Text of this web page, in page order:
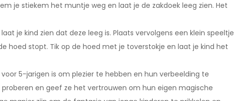
je stiekem het muntje weg en laat je de zakdoek leeg zien. Het
je kind zien dat deze leeg is. Plaats vervolgens een klein speeltje
hoed stopt. Tik op de hoed met je toverstokje en laat je kind het
5-jarigen is om plezier te hebben en hun verbeelding te
en geef ze het vertrouwen om hun eigen magische